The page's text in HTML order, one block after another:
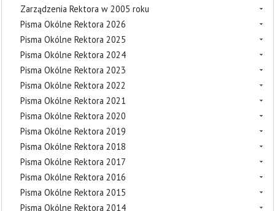
Zarządzenia Rektora w 2005 roku
Pisma Okólne Rektora 2026
Pisma Okólne Rektora 2025
Pisma Okólne Rektora 2024
Pisma Okólne Rektora 2023
Pisma Okólne Rektora 2022
Pisma Okólne Rektora 2021
Pisma Okólne Rektora 2020
Pisma Okólne Rektora 2019
Pisma Okólne Rektora 2018
Pisma Okólne Rektora 2017
Pisma Okólne Rektora 2016
Pisma Okólne Rektora 2015
Pisma Okólne Rektora 2014